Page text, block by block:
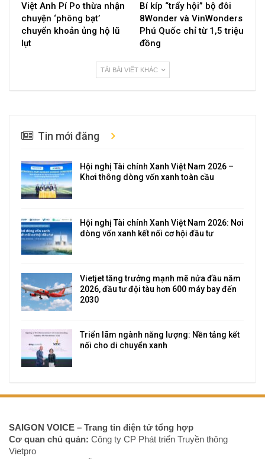
Việt Anh Pí Po thừa nhận
chuyện ‘phông bạt’
chuyển khoản ủng hộ lũ
lụt
Bí kíp “trẩy hội” bộ đôi
8Wonder và VinWonders
Phú Quốc chỉ từ 1,5 triệu
đồng
TẢI BÀI VIẾT KHÁC
Tin mới đăng
Hội nghị Tài chính Xanh Việt Nam 2026 –
Khơi thông dòng vốn xanh toàn cầu
Hội nghị Tài chính Xanh Việt Nam 2026: Nơi
dòng vốn xanh kết nối cơ hội đầu tư
Vietjet tăng trưởng mạnh mẽ nửa đầu năm
2026, đầu tư đội tàu hơn 600 máy bay đến
2030
Triển lãm ngành năng lượng: Nền tảng kết
nối cho di chuyển xanh
SAIGON VOICE – Trang tin điện tử tổng hợp
Cơ quan chủ quản: Công ty CP Phát triển Truyền thông
Vietpro